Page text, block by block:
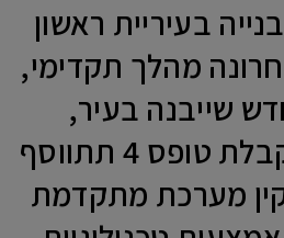
בעיריית ראשון
מהלך תקדימי,
שייבנה בעיר,
במסגרת הליך קבלת טופס 4 תתווסף
מערכת מתקדמת